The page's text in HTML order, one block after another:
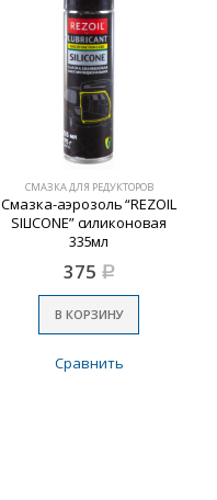
СМАЗКА ДЛЯ РЕДУКТОРОВ
Смазка-аэрозоль “REZOIL
SILICONE” силиконовая
335мл
375 Р
В КОРЗИНУ
Сравнить